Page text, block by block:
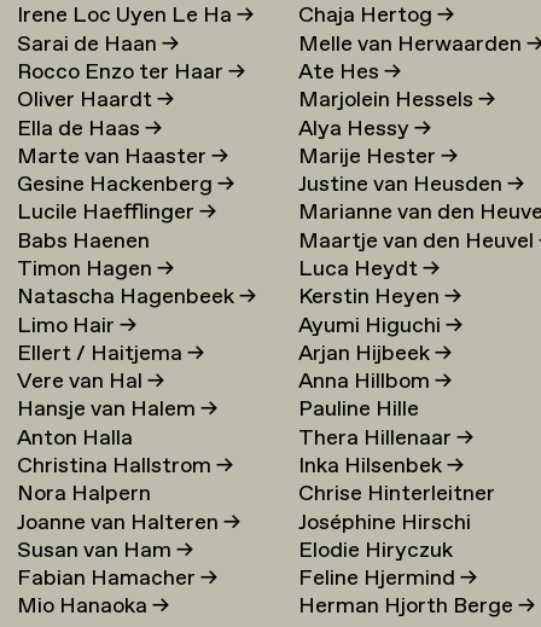
Irene Loc Uyen Le Ha→
Sarai de Haan→
Rocco Enzo ter Haar→
Oliver Haardt→
Ella de Haas→
Marte van Haaster→
Gesine Hackenberg→
Lucile Haefflinger→
Babs Haenen
Timon Hagen→
Natascha Hagenbeek→
Limo Hair→
Ellert / Haitjema→
Vere van Hal→
Hansje van Halem→
Anton Halla
Christina Hallstrom→
Nora Halpern
Joanne van Halteren→
Susan van Ham→
Fabian Hamacher→
Mio Hanaoka→
Chaja Hertog→
Melle van Herwaarden
Ate Hes→
Marjolein Hessels→
Alya Hessy→
Marije Hester→
Justine van Heusden→
Marianne van den
→
Maartje van den Heuvel
Luca Heydt→
Kerstin Heyen→
Ayumi Higuchi→
Arjan Hijbeek→
Anna Hillbom→
Pauline Hille
Thera Hillenaar→
Inka Hilsenbek→
Chrise Hinterleitner
Joséphine Hirschi
Elodie Hiryczuk
Feline Hjermind→
Herman Hjorth Berge→